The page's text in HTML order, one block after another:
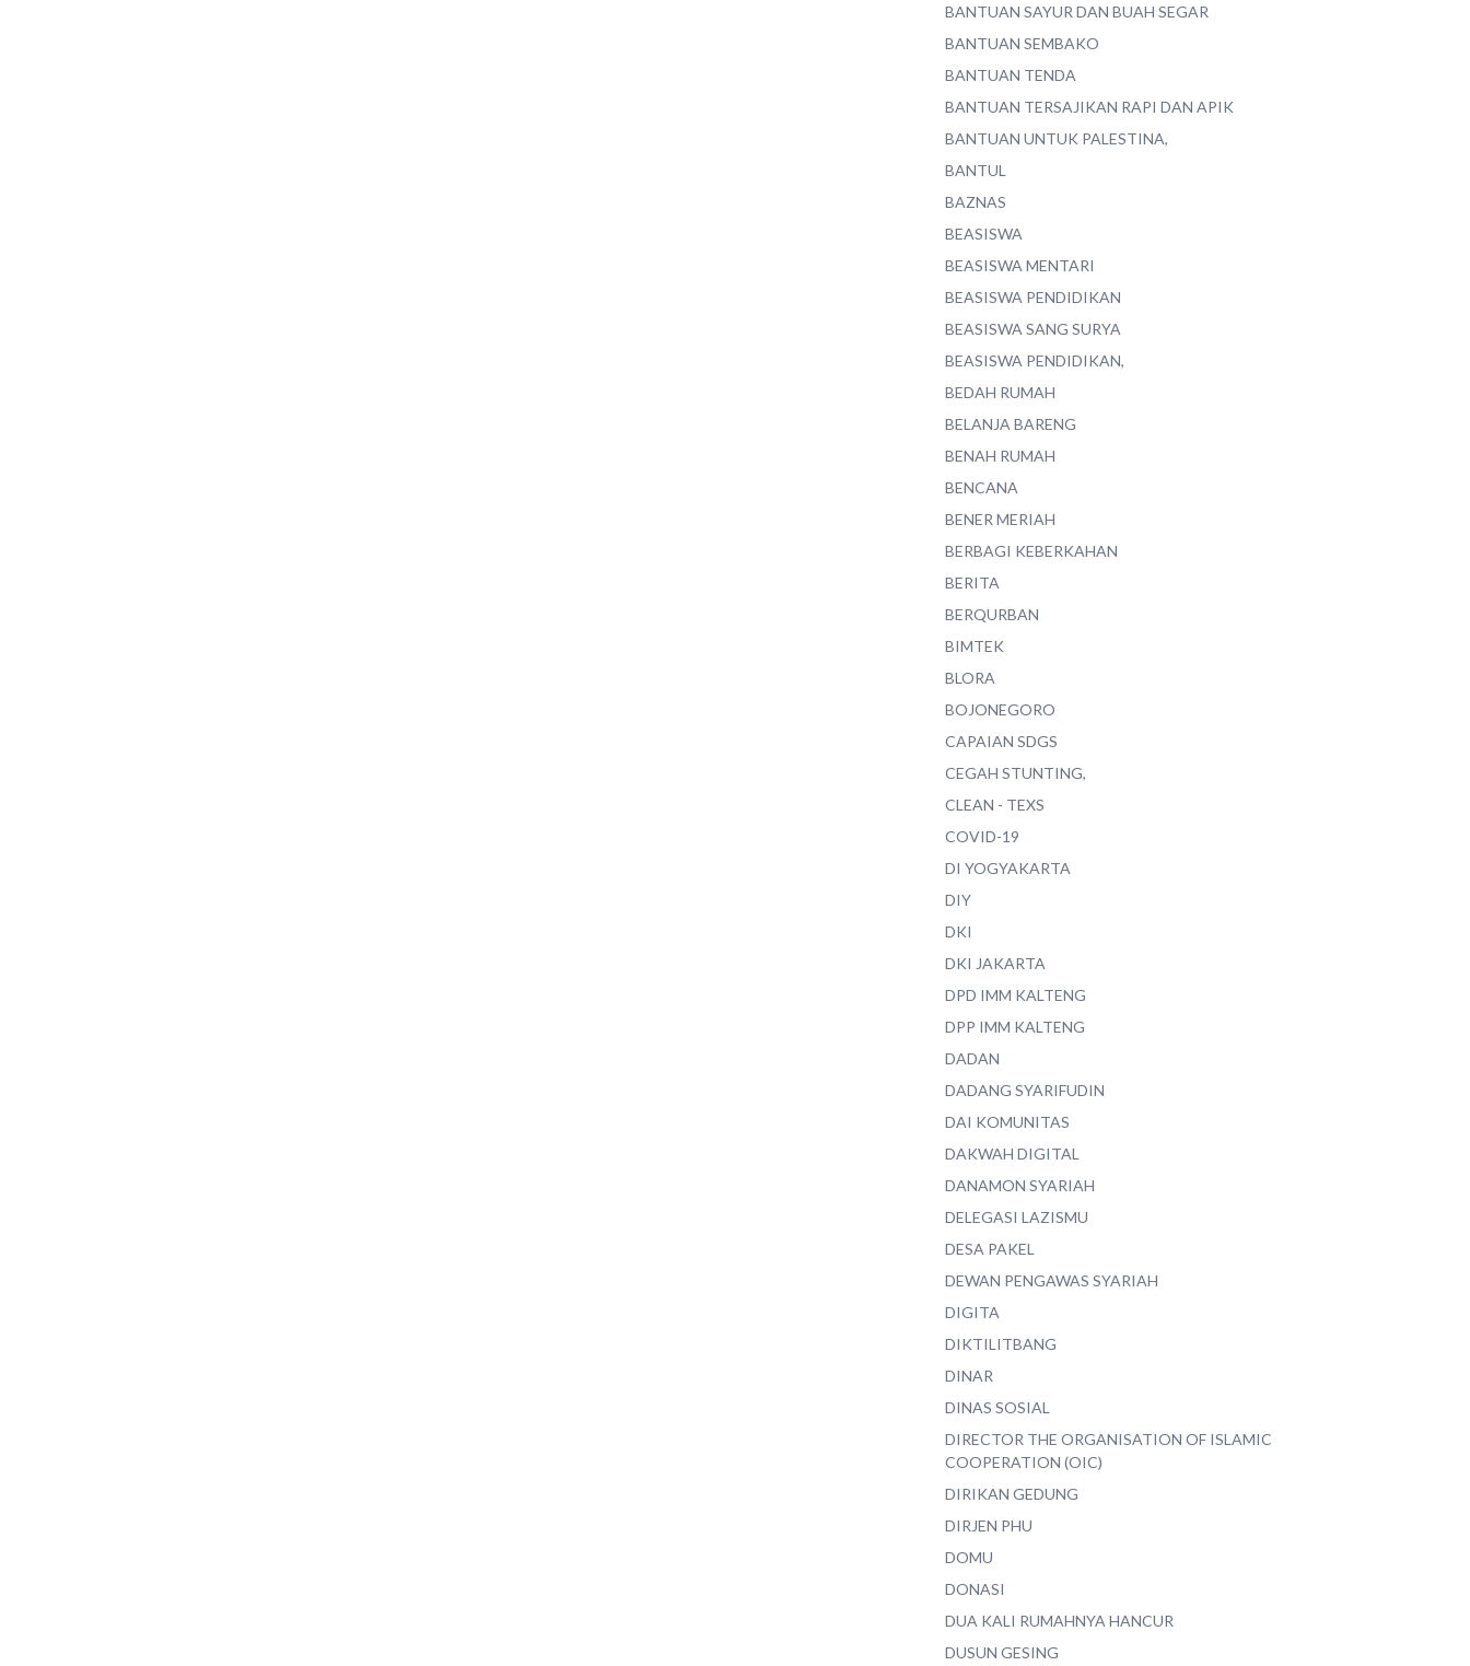
BANTUAN SAYUR DAN BUAH SEGAR
BANTUAN SEMBAKO
BANTUAN TENDA
BANTUAN TERSAJIKAN RAPI DAN APIK
BANTUAN UNTUK PALESTINA,
BANTUL
BAZNAS
BEASISWA
BEASISWA MENTARI
BEASISWA PENDIDIKAN
BEASISWA SANG SURYA
BEASISWA PENDIDIKAN,
BEDAH RUMAH
BELANJA BARENG
BENAH RUMAH
BENCANA
BENER MERIAH
BERBAGI KEBERKAHAN
BERITA
BERQURBAN
BIMTEK
BLORA
BOJONEGORO
CAPAIAN SDGS
CEGAH STUNTING,
CLEAN - TEXS
COVID-19
DI YOGYAKARTA
DIY
DKI
DKI JAKARTA
DPD IMM KALTENG
DPP IMM KALTENG
DADAN
DADANG SYARIFUDIN
DAI KOMUNITAS
DAKWAH DIGITAL
DANAMON SYARIAH
DELEGASI LAZISMU
DESA PAKEL
DEWAN PENGAWAS SYARIAH
DIGITA
DIKTILITBANG
DINAR
DINAS SOSIAL
DIRECTOR THE ORGANISATION OF ISLAMIC
COOPERATION (OIC)
DIRIKAN GEDUNG
DIRJEN PHU
DOMU
DONASI
DUA KALI RUMAHNYA HANCUR
DUSUN GESING